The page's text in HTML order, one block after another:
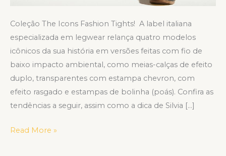
Coleção The Icons Fashion Tights! A label italiana
especializada em legwear relança quatro modelos
icônicos da sua história em versões feitas com fio de
baixo impacto ambiental, como meias-calças de efeito
duplo, transparentes com estampa chevron, com
efeito rasgado e estampas de bolinha (poás). Confira as
tendências a seguir, assim como a dica de Silvia […]
Read More »